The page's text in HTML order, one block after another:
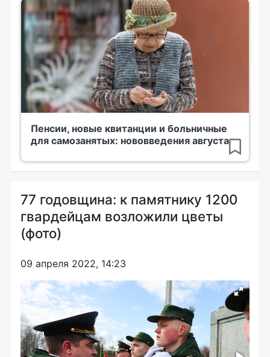
Пенсии, новые квитанции и больничные
для самозанятых: нововведения августа
77 годовщина: к памятнику 1200
гвардейцам возложили цветы
(фото)
09 апреля 2022, 14:23